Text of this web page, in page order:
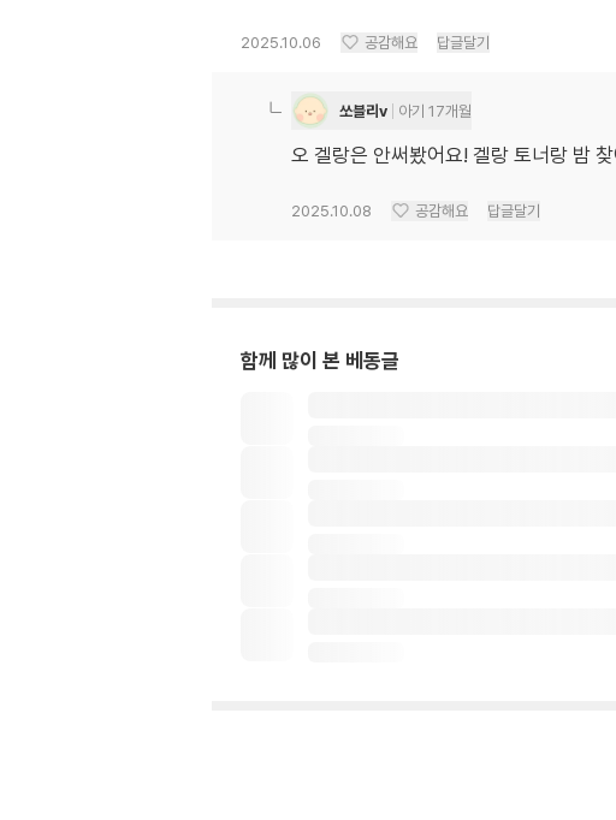
2025.10.06 공감해요 답글달기
쏘블리v 아기 17개월
오 겔랑은 안써봤어요! 겔랑 토너랑 밤
2025.10.08 공감해요 답글달기
함께 많이 본 베동글